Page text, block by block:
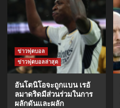
ข่าวฟุตบอล
ข่าวฟุตบอลล่าสุด
อันโตนิโอจะถูกแบน เรอั
ลมาดริดมีส่วนร่วมในการ
ผลักดันและผลัก